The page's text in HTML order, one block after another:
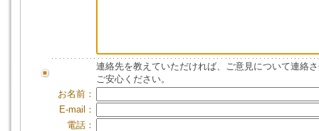
連絡先を教えていただければ、ご意見について連絡
ご安心ください。
お名前：
E-mail：
電話：